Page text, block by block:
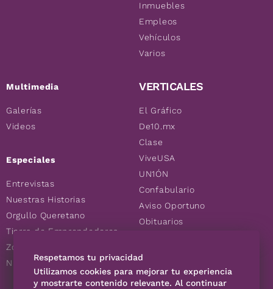
Multimedia
Galerías
Videos
Especiales
Entrevistas
Nuestras Historias
Orgullo Queretano
Tierra de Emprendedores
Zoociales
Nuevos Queretanos
Inmuebles
Empleos
Vehículos
Varios
VERTICALES
El Gráfico
De10.mx
Clase
ViveUSA
UN1ÓN
Confabulario
Aviso Oportuno
Obituarios
Consultas
Respetamos tu privacidad
Utilizamos cookies para mejorar tu experiencia
y mostrarte contenido relevante. Al continuar